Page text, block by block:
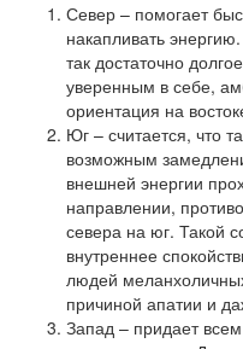
Север – помогает
накапливать
так достаточно
уверенным в себе,
ориентация на
Юг – считается, что
возможным
внешней энергии
направлении,
севера на юг. Такой
внутреннее
людей
причиной апатии и
Запад – придает